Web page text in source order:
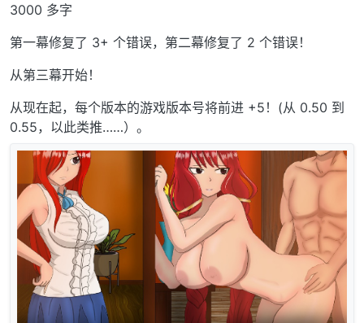
3000 多字
第一幕修复了 3+ 个错误，第二幕修复了 2 个错误！
从第三幕开始！
从现在起，每个版本的游戏版本号将前进 +5！(从 0.50 到
0.55，以此类推……）。